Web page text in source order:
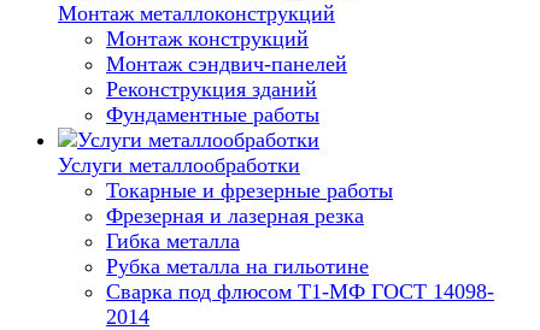
Монтаж металлоконструкций
Монтаж конструкций
Монтаж сэндвич-панелей
Реконструкция зданий
Фундаментные работы
Услуги металлообработки
Токарные и фрезерные работы
Фрезерная и лазерная резка
Гибка металла
Рубка металла на гильотине
Сварка под флюсом Т1-МФ ГОСТ 14098-
2014